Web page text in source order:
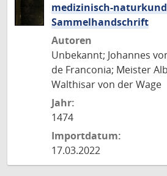
medizinisch-
Sammelhandschrift
Autoren
Unbekannt; Johannes
de Franconia; Meister
Walthisar von der Wage
Jahr:
1474
Importdatum:
17.03.2022